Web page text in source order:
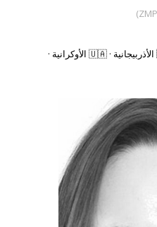
🇹🇷 التركية · 🇷🇺 الروسية · 🇦🇿 الأذربيجانية · 🇺🇦 الأوكرانية ·